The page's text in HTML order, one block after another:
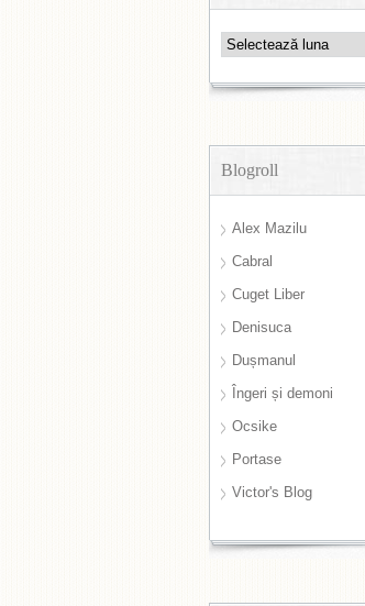
Arhive
Blogroll
Alex Mazilu
Cabral
Cuget Liber
Denisuca
Dușmanul
Îngeri și demoni
Ocsike
Portase
Victor's Blog